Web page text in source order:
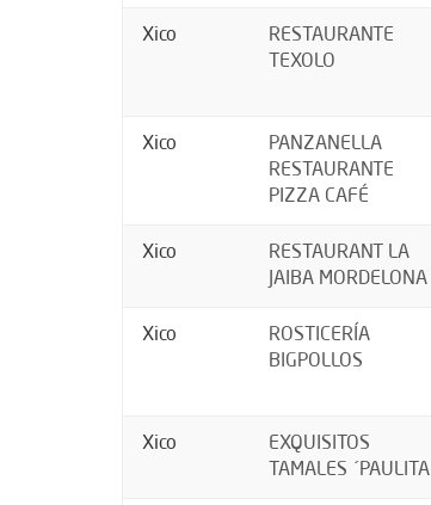
Xico
RESTAURANTE
TEXOLO
Xico
PANZANELLA
RESTAURANTE
PIZZA CAFÉ
Xico
RESTAURANT LA
JAIBA MORDELONA
Xico
ROSTICERÍA
BIGPOLLOS
Xico
EXQUISITOS
TAMALES ´PAULITA